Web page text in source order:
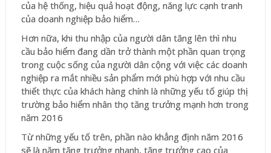
của hệ thống, hiệu quả hoạt động, năng lực cạnh tranh
của doanh nghiệp bảo hiểm…
Hơn nữa, khi thu nhập của người dân tăng lên thì nhu
cầu bảo hiểm đang dần trở thành một phần quan trọng
trong cuộc sống của người dân cộng với việc các doanh
nghiệp ra mắt nhiều sản phẩm mới phù hợp với nhu cầu
thiết thực của khách hàng chính là những yếu tố giúp thị
trường bảo hiểm nhân thọ tăng trưởng mạnh hơn trong
năm 2016
Từ những yếu tố trên, phần nào khẳng định năm 2016
sẽ là năm tăng trưởng nhanh, tăng trưởng cao của